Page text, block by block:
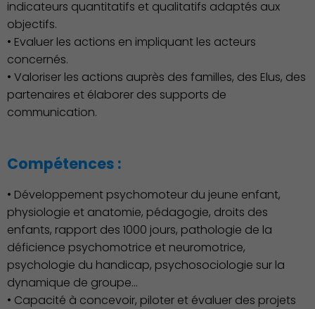
Culture
indicateurs quantitatifs et qualitatifs adaptés aux
objectifs.
• Evaluer les actions en impliquant les acteurs
concernés.
• Valoriser les actions auprès des familles, des Elus, des
partenaires et élaborer des supports de
communication.
Compétences :
• Développement psychomoteur du jeune enfant,
physiologie et anatomie, pédagogie, droits des
enfants, rapport des 1000 jours, pathologie de la
déficience psychomotrice et neuromotrice,
psychologie du handicap, psychosociologie sur la
dynamique de groupe…
• Capacité à concevoir, piloter et évaluer des projets